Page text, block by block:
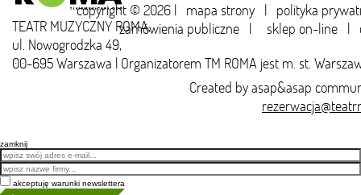
copyright © 2026 | mapa strony | polityka
zamówienia publiczne | sklep on-line |
TEATR MUZYCZNY ROMA,
ul. Nowogrodzka 49,
00-695 Warszawa | Organizatorem TM ROMA jest m. st.
Created byasap&asap
zamknij
Email
akceptuję warunki newslettera